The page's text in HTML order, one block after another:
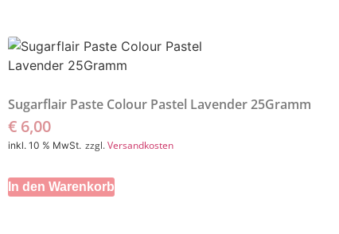
Sugarflair Paste Colour Pastel Lavender 25Gramm
€ 6,00
inkl. 10 % MwSt. zzgl.Versandkosten
In den Warenkorb